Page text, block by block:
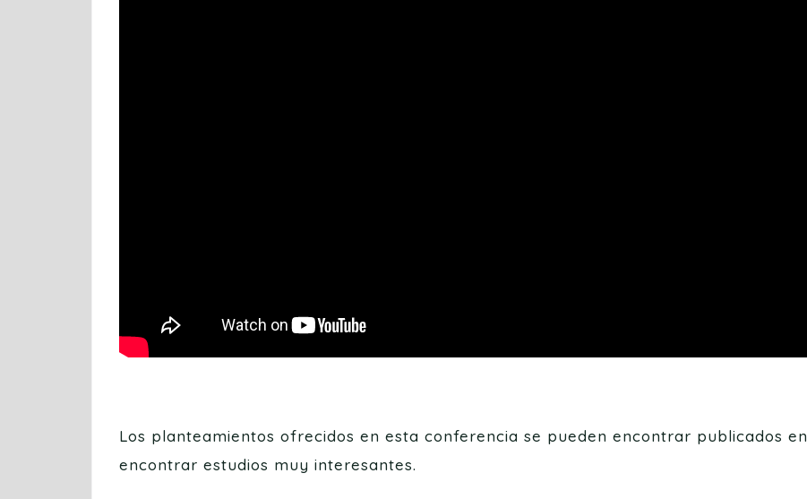
Los planteamientos ofrecidos en esta conferencia se pueden encontrar publicados en
encontrar estudios muy interesantes.